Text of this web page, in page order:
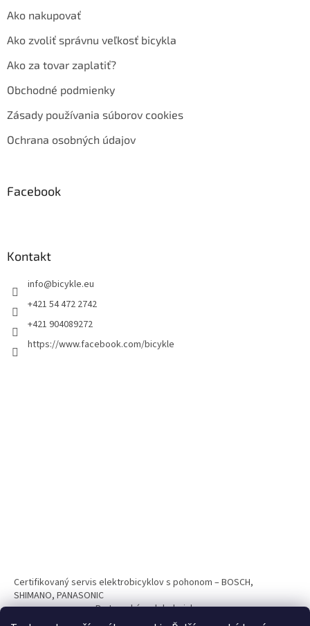
Ako nakupovať
Ako zvoliť správnu veľkosť bicykla
Ako za tovar zaplatiť?
Obchodné podmienky
Zásady používania súborov cookies
Ochrana osobných údajov
Facebook
Kontakt
info@bicykle.eu
+421 54 472 2742
+421 904089272
https://www.facebook.com/bicykle
Certifikovaný servis elektrobicyklov s pohonom – BOSCH,
SHIMANO, PANASONIC
Partnerský web hokejshop.eu